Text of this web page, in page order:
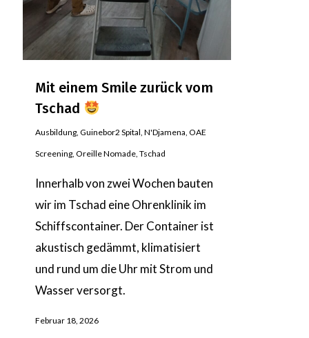
Mit einem Smile zurück vom
Tschad
Ausbildung ,Guinebor2 Spital ,N'Djamena ,OAE
Screening ,Oreille Nomade ,Tschad
Innerhalb von zwei Wochen bauten
wir im Tschad eine Ohrenklinik im
Schiffscontainer. Der Container ist
akustisch gedämmt, klimatisiert
und rund um die Uhr mit Strom und
Wasser versorgt.
Februar 18, 2026